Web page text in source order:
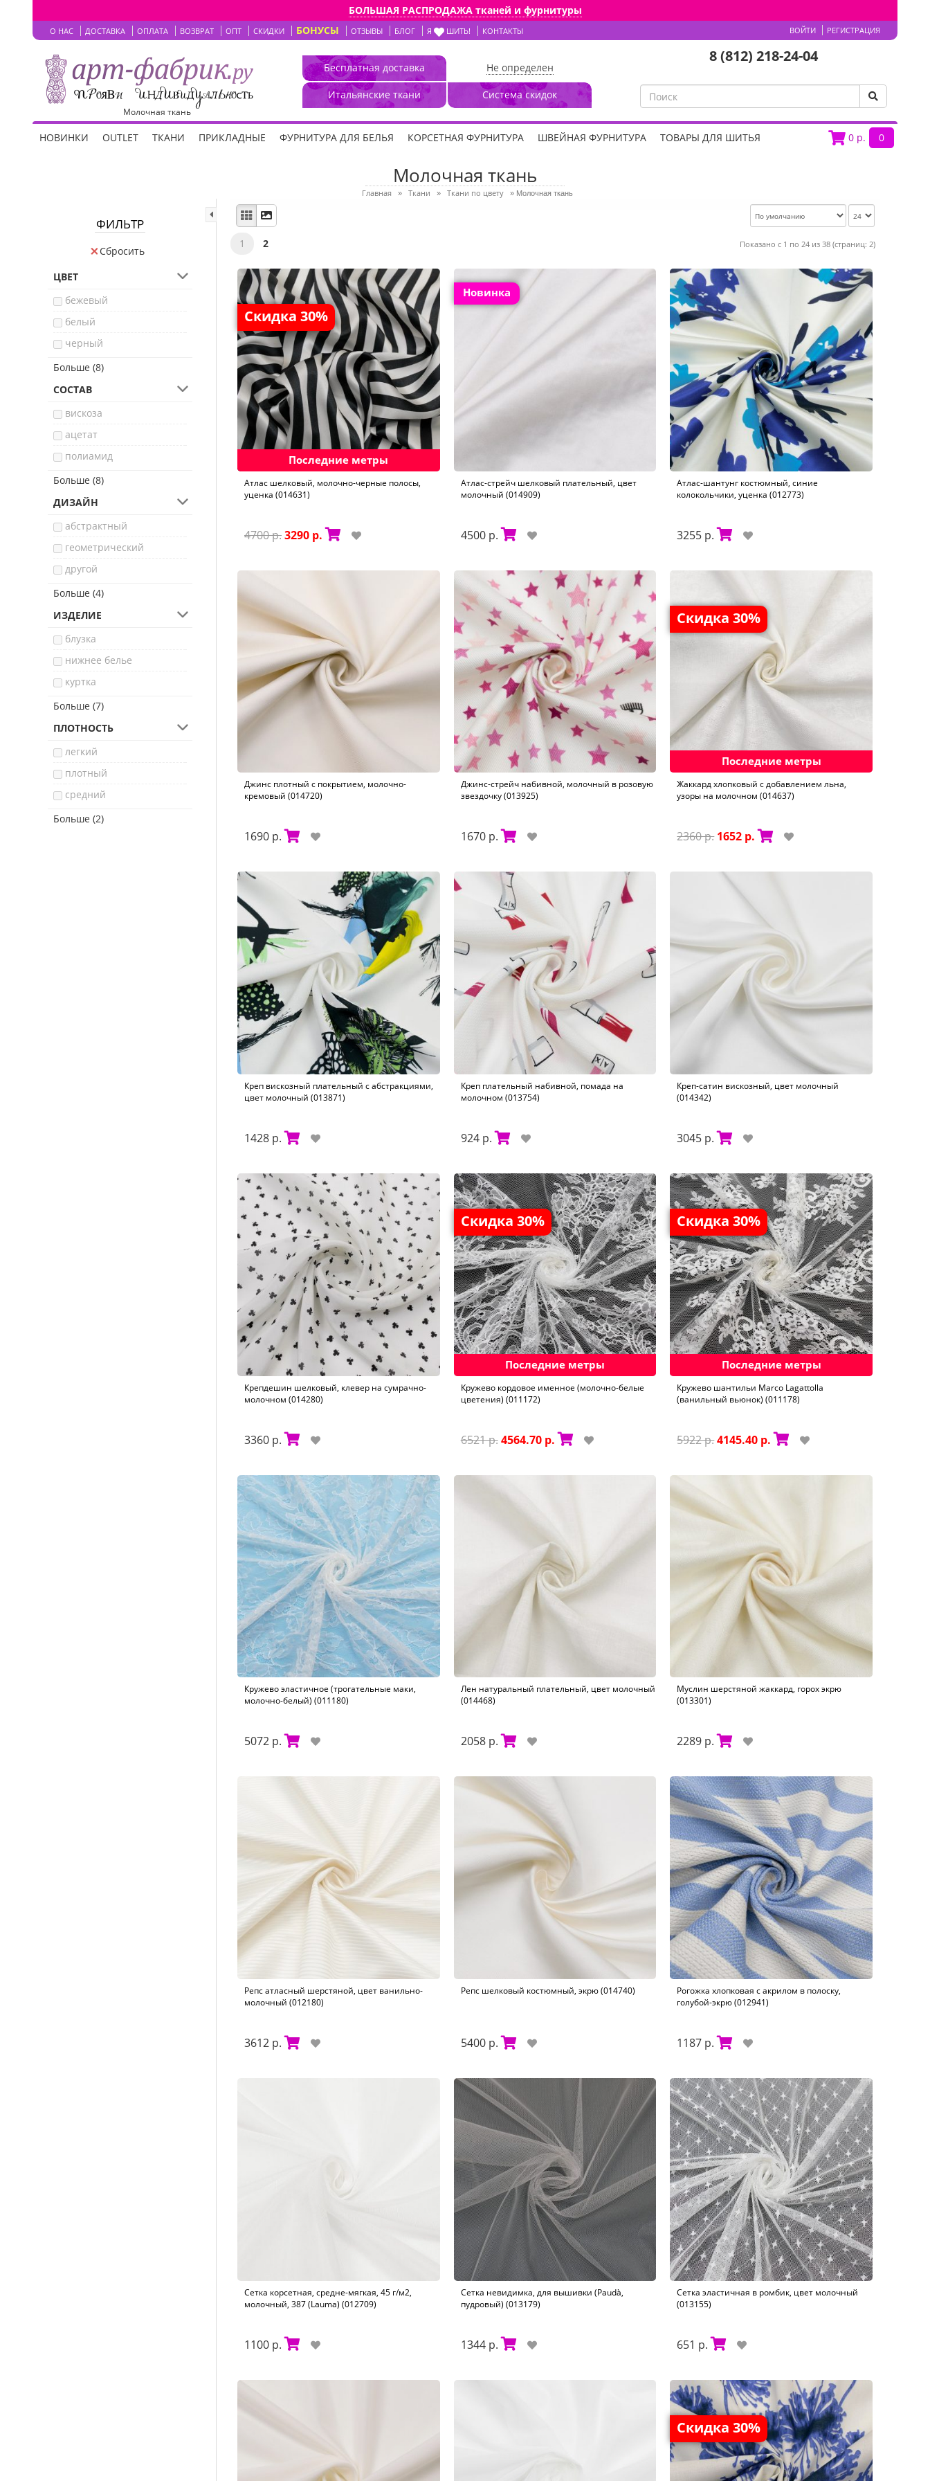
БОЛЬШАЯ РАСПРОДАЖА тканей и фурнитуры
О НАС ДОСТАВКА ОПЛАТА ВОЗВРАТ ОПТ СКИДКИ БОНУСЫ ОТЗЫВЫ БЛОГ Я ШИТЬ! КОНТАКТЫ ВОЙТИ РЕГИСТРАЦИЯ
Бесплатная доставка
Итальянские ткани
Не определен
Система скидок
8 (812) 218-24-04
Молочная ткань
0 р. 0
НОВИНКИ OUTLET ТКАНИ ПРИКЛАДНЫЕ ФУРНИТУРА ДЛЯ БЕЛЬЯ КОРСЕТНАЯ ФУРНИТУРА ШВЕЙНАЯ ФУРНИТУРА ТОВАРЫ ДЛЯ ШИТЬЯ
Молочная ткань
Главная » Ткани » Ткани по цвету » Молочная ткань
ФИЛЬТР
Сбросить
ЦВЕТ
бежевый
белый
черный
голубой
зеленый
Больше (8)
СОСТАВ
вискоза
ацетат
полиамид
купра
лен
полиэстер
акрил
Больше (8)
ДИЗАЙН
абстрактный
геометрический
другой
однотонный
этнический
растительный
Больше (4)
ИЗДЕЛИЕ
блузка
нижнее белье
куртка
платье
юбка
легкое пальто
футболка
Больше (7)
ПЛОТНОСТЬ
легкий
плотный
средний
тонкий
Больше (2)
1 2 Показано с 1 по 24 из 38 (страниц: 2)
Скидка 30%
Последние метры
Aтлас шелковый, молочно-черные полосы,
уценка (014631)
4700 р.3290 р.
Новинка
Атлас-стрейч шелковый плательный, цвет
молочный (014909)
4500 р.
Атлас-шантунг костюмный, синие
колокольчики, уценка (012773)
3255 р.
Джинс плотный с покрытием, молочно-
кремовый (014720)
1690 р.
Джинс-стрейч набивной, молочный в розовую
звездочку (013925)
1670 р.
Скидка 30%
Последние метры
Жаккард хлопковый с добавлением льна,
узоры на молочном (014637)
2360 р. 1652 р.
Креп вискозный плательный с абстракциями,
цвет молочный (013871)
1428 р.
Креп плательный набивной, помада на
молочном (013754)
924 р.
Креп-сатин вискозный, цвет молочный
(014342)
3045 р.
Крепдешин шелковый, клевер на сумрачно-
молочном (014280)
3360 р.
Скидка 30%
Последние метры
Кружево кордовое именное (молочно-белые
цветения) (011172)
6521 р.4564.70 р.
Скидка 30%
Последние метры
Кружево шантильи Marco Lagattolla
(ванильный вьюнок) (011178)
5922 р.4145.40 р.
Кружево эластичное (трогательные маки,
молочно-белый) (011180)
5072 р.
Лен натуральный плательный, цвет молочный
(014468)
2058 р.
Муслин шерстяной жаккард, горох экрю
(013301)
2289 р.
Репс атласный шерстяной, цвет ванильно-
молочный (012180)
3612 р.
Репс шелковый костюмный, экрю (014740)
5400 р.
Рогожка хлопковая с акрилом в полоску,
голубой-экрю (012941)
1187 р.
Сетка корсетная, средне-мягкая, 45 г/м2,
молочный, 387 (Lauma) (012709)
1100 р.
Сетка невидимка, для вышивки (Paudà,
пудровый) (013179)
1344 р.
Сетка эластичная в ромбик, цвет молочный
(013155)
651 р.
Скидка 30%